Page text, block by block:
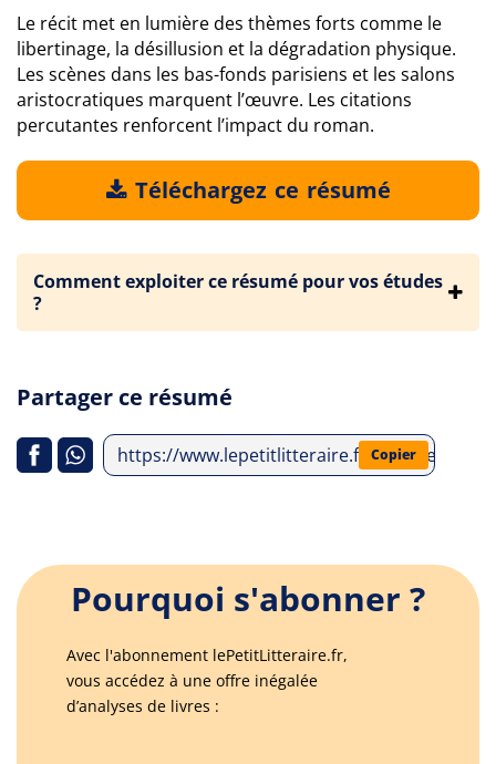
Le récit met en lumière des thèmes forts comme le
libertinage, la désillusion et la dégradation physique.
Les scènes dans les bas-fonds parisiens et les salons
aristocratiques marquent l’œuvre. Les citations
percutantes renforcent l’impact du roman.
Téléchargez ce résumé
Comment exploiter ce résumé pour vos études
?
Partager ce résumé
https://www.lepetitlitteraire.fr/analyses-
Copier
Pourquoi s'abonner ?
Avec l'abonnement lePetitLitteraire.fr,
vous accédez à une offre inégalée
d’analyses de livres :